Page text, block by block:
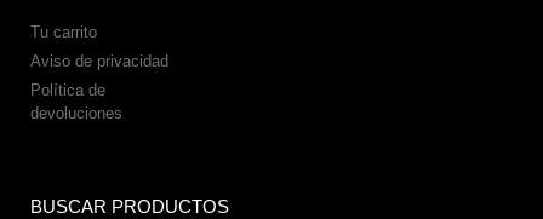
Tu carrito
Aviso de privacidad
Política de
devoluciones
BUSCAR PRODUCTOS